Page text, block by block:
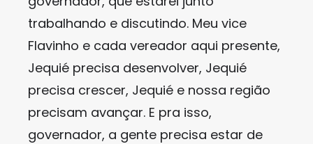
trabalhando e discutindo. Meu vice
Flavinho e cada vereador aqui presente,
Jequié precisa desenvolver, Jequié
precisa crescer, Jequié e nossa região
precisam avançar. E pra isso,
governador, a gente precisa estar de